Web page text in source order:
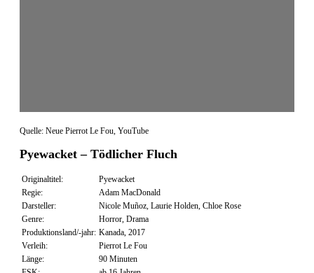
Quelle: Neue Pierrot Le Fou, YouTube
Pyewacket – Tödlicher Fluch
Originaltitel:
Pyewacket
Regie:
Adam MacDonald
Darsteller:
Nicole Muñoz, Laurie Holden, Chloe Rose
Genre:
Horror, Drama
Produktionsland/-jahr: Kanada, 2017
Verleih:
Pierrot Le Fou
Länge:
90 Minuten